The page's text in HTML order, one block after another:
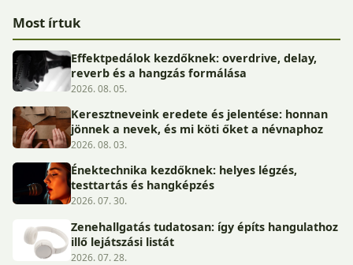
Most írtuk
Effektpedálok kezdőknek: overdrive, delay,
reverb és a hangzás formálása
2026. 08. 05.
Keresztneveink eredete és jelentése: honnan
jönnek a nevek, és mi köti őket a névnaphoz
2026. 08. 03.
Énektechnika kezdőknek: helyes légzés,
testtartás és hangképzés
2026. 07. 30.
Zenehallgatás tudatosan: így építs hangulathoz
illő lejátszási listát
2026. 07. 28.